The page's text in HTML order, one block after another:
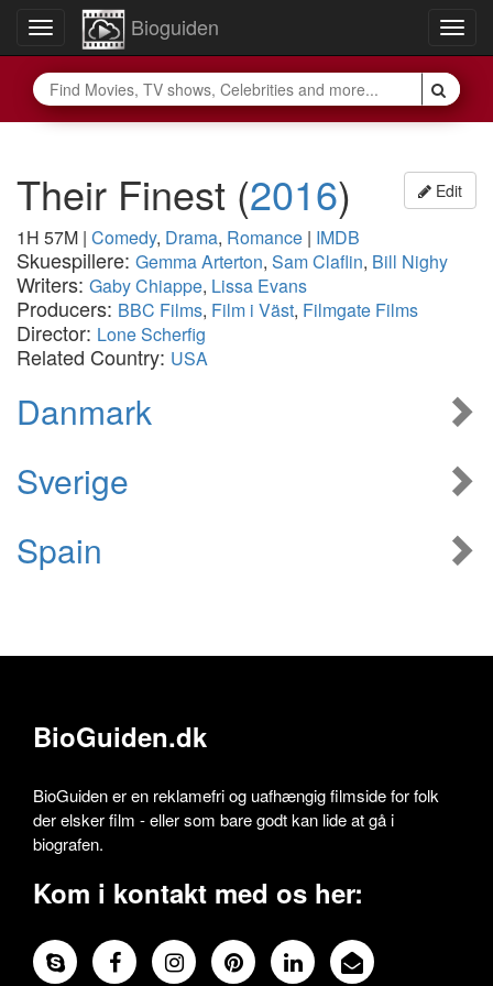
Toggle
navigation
Bioguiden
Edit
Their Finest (2016)
1H 57M | Comedy, Drama, Romance | IMDB
Skuespillere: Gemma Arterton, Sam Claflin, Bill Nighy
Writers: Gaby Chiappe, Lissa Evans
Producers: BBC Films, Film i Väst, Filmgate Films
Director: Lone Scherfig
Related Country: USA
Danmark
Sverige
Spain
BioGuiden.dk
BioGuiden er en reklamefri og uafhængig filmside for folk
der elsker film - eller som bare godt kan lide at gå i
biografen.
Kom i kontakt med os her: